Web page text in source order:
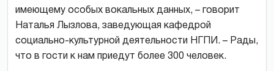
имеющему особых вокальных данных, – говорит
Наталья Лызлова, заведующая кафедрой
социально-культурной деятельности НГПИ. – Рады,
что в гости к нам приедут более 300 человек.